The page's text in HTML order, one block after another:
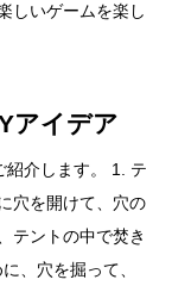
しいゲームを楽し
アイデア
紹介します。 1. テ
穴を開けて、穴の
テントの中で焚き
、穴を掘って、